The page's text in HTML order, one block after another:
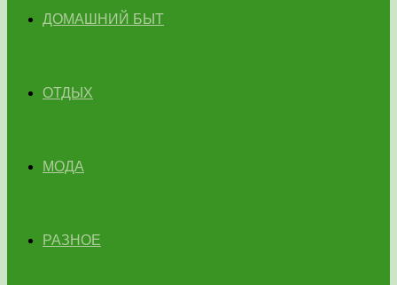
ДОМАШНИЙ БЫТ
ОТДЫХ
МОДА
РАЗНОЕ